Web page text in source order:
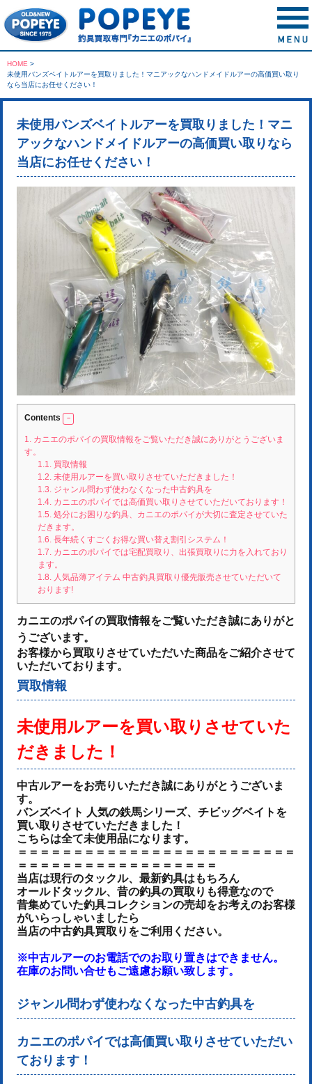
HOME >
未使用バンズベイトルアーを買取りました！マニアックなハンドメイドルアーの高価買い取り
なら当店にお任せください！
未使用バンズベイトルアーを買取りました！マニ
アックなハンドメイドルアーの高価買い取りなら
当店にお任せください！
Contents
1. カニエのポパイの買取情報をご覧いただき誠にありがとうございま
す。
1.1.買取情報
1.2.未使用ルアーを買い取りさせていただきました！
1.3.ジャンル問わず使わなくなった中古釣具を
1.4.カニエのポパイでは高価買い取りさせていただいております！
1.5.処分にお困りな釣具、カニエのポパイが大切に査定させていた
だきます。
1.6.長年続くすごくお得な買い替え割引システム！
1.7.カニエのポパイでは宅配買取り、出張買取りに力を入れており
ます。
1.8.人気品薄アイテム 中古釣具買取り優先販売させていただいて
おります!
カニエのポパイの買取情報をご覧いただき誠にありがと
うございます。
お客様から買取りさせていただいた商品をご紹介させて
いただいております。
買取情報
未使用ルアーを買い取りさせていた
だきました！
中古ルアーをお売りいただき誠にありがとうございま
す。
バンズベイト 人気の鉄馬シリーズ、チビッグベイト を
買い取りさせていただきました！
こちらは全て未使用品になります。
＝＝＝＝＝＝＝＝＝＝＝＝＝＝＝＝＝＝＝＝＝＝＝＝＝
＝＝＝＝＝＝＝＝＝＝＝＝＝＝＝＝＝＝
当店は現行のタックル、最新釣具はもちろん
オールドタックル、昔の釣具の買取りも得意なので
昔集めていた釣具コレクションの売却をお考えのお客様
がいらっしゃいましたら
当店の中古釣具買取りをご利用ください。
※中古ルアーのお電話でのお取り置きはできません。
在庫のお問い合せもご遠慮お願い致します。
ジャンル問わず使わなくなった中古釣具を
カニエのポパイでは高価買い取りさせていただい
ております！